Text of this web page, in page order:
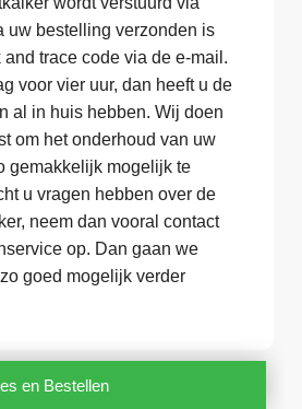
uw bestelling verzonden is
and trace code via de e-mail.
voor vier uur, dan heeft u de
al in huis hebben. Wij doen
om het onderhoud van uw
gemakkelijk mogelijk te
u vragen hebben over de
neem dan vooral contact
op. Dan gaan we
goed mogelijk verder
en Bestellen